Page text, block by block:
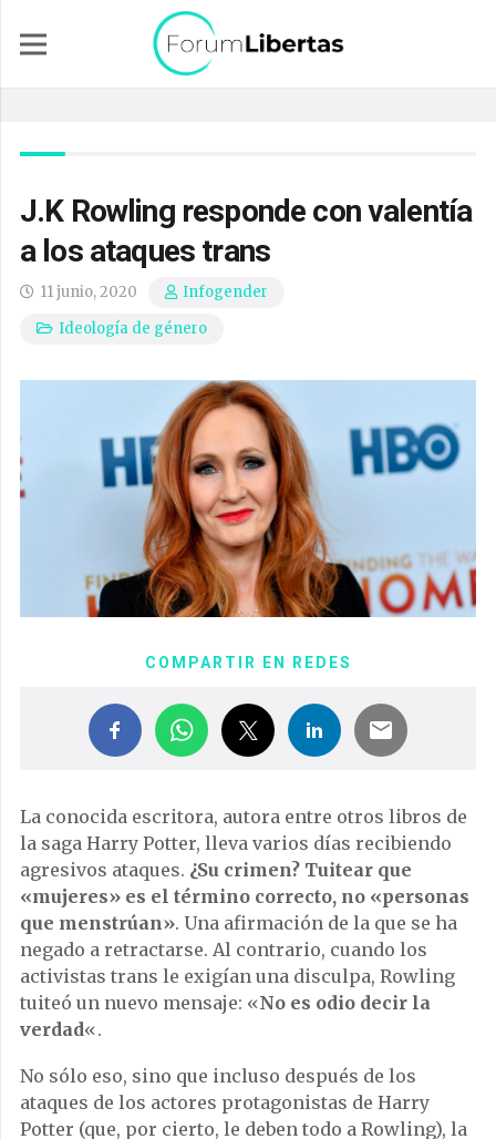
J.K Rowling responde con valentía
a los ataques trans
11 junio, 2020
Infogender
Ideología de género
COMPARTIR EN REDES
La conocida escritora, autora entre otros libros de
la saga Harry Potter, lleva varios días recibiendo
agresivos ataques. ¿Su crimen? Tuitear que
«mujeres» es el término correcto, no «personas
que menstrúan». Una afirmación de la que se ha
negado a retractarse. Al contrario, cuando los
activistas trans le exigían una disculpa, Rowling
tuiteó un nuevo mensaje: «No es odio decir la
verdad«.
No sólo eso, sino que incluso después de los
ataques de los actores protagonistas de Harry
Potter (que, por cierto, le deben todo a Rowling), la